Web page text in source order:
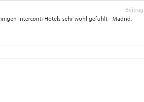
Beitrag
Interconti Hotels sehr wohl gefühlt - Madrid,